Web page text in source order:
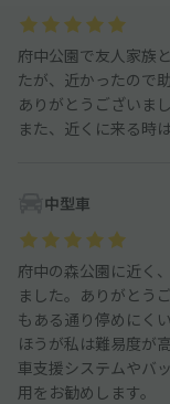
府中公園で友人家族
たが、近かったので
ありがとうございまし
また、近くに来る時
中型車
府中の森公園に近く
ました。ありがとう
もある通り停めにく
ほうが私は難易度が
車支援システムやバ
用をお勧めします。